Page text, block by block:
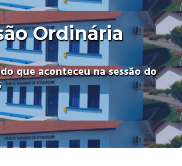
Ordinária
que aconteceu na sessão do